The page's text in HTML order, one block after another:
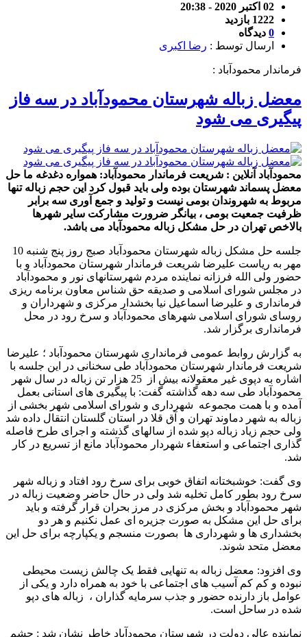
02 اکتبر 2020 - 20:38
1222 بازدید
0 دیدگاه
ارسال توسط : رضا اکبری
فرماندار محمودآباد :
معضل زباله شهرستان محمودآباد در سه فاز
پیگیری می شود
محمودآباد آنلاین : شریعت فرماندار محمودآباد: همواره دغدغه ما حل
معضل پسماند شهرستان بوده ولی باید قبول کرد این حجم زباله تنها
مربوط به شهروندان بومی نیست و تولید و جمع آوری سه برابر
ظرفیت جمعیت بومی ، بیانگر ضرورت مشارکت سایر شهرها
بالاخص تهران در حل مشکل زباله محمودآباد می باشد.
جلسه حل مشکل زباله شهرستان محمودآباد صبج روز پنج شنبه 10
مهر به ریاست علیرضا شریعت فرماندار شهرستان محمودآباد و با
حضور ولی الله فرزانه نماینده مردم شهرستانهای نور و محمودآباد
در مجلس شورای اسلامی و صدیقه حق شناس معاون برنامه ریزی
فرمانداری و علیرضا اسماعیل نیا بخشدار مرکزی و شهرداران و
روسای شورای اسلامی شهرهای محمودآباد و سرخ رود در محل
فرمانداری برگزار شد.
به گزارش روابط عمومی فرمانداری شهرستان محمودآباد ؛ علیرضا
شریعت فرماندار شهرستان محمودآباد طی سخنانی در این جلسه با
اشاره به دپوی غیر معقولانه بیش از 25 هزار تن زباله در سال شهر
محمودآباد طی سه دهه گذاشته گفت: با پیگیری های استانی بعمل
آمده و با همت مجموعه شهرداری و شورای اسلامی شهر بخشی از
زباله به شهر دماوند تهران و آق قلا در استان گلستان انتقال داده شد
ولی حجم زیاد زباله دپو شده از سالهای گذشته و اجرای طرح فاصله
گذاری اجتماعی و استعفاء شهردار محمودآباد مانع از تسریع در کار
شد.
وی گفت: خوشبختانه اتفاق خوبی برای سرخ رود افتاد و زباله شهر
سرخ رود بطور کامل تخلیه شد ولی در حال حاضر وضعیت زباله در
شهر محمودآباد و بخش مرکزی در مرز بحران قرار گرفته و باید
برای حل این مشکل به صورت جزیره ای عمل نکنیم و هر دو
بخشداری ها و شهرداری ها بصورت منسجم و یکپارچه برای حل این
معضل متحد شوند.
وی افزود: معضل زباله به تنهایی فقط یک چالش زیست محیطی
نبوده و کم کم آسیب های اجتماعی با خود به همراه دارد و یکی از
عوامل باز دارنده حضور و جذب سرمایه گذاران ، زباله های دپو
شده در ساحل است.
نماینده عالی دولت در شهرستان محمودآباد خاطر نشان شد : چشم